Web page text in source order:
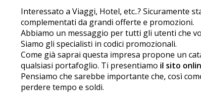
Interessato a Viaggi, Hotel, etc..? Sicuramente
complementati da grandi offerte e promozioni.
Abbiamo un messaggio per tutti gli utenti che
Siamo gli specialisti in codici promozionali.
Come già saprai questa impresa propone un
qualsiasi portafoglio. Ti presentiamo il sito
Pensiamo che sarebbe importante che, così
perdere tempo e soldi.